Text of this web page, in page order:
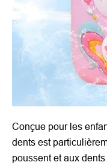
Conçue pour les
dents est
poussent et aux